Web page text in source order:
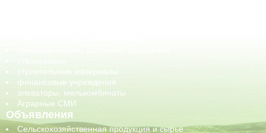
строительные материалы
финансовые учреждения
элеваторы, мелькомбинаты
Аграрные СМИ
Объявления
Сельскохозяйственная продукция и сырье